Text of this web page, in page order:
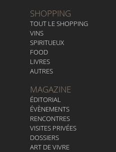
SHOPPING
TOUT LE SHOPPING
VINS
SPIRITUEUX
FOOD
LIVRES
AUTRES
MAGAZINE
ÉDITORIAL
ÉVÈNEMENTS
RENCONTRES
VISITES PRIVÉES
DOSSIERS
ART DE VIVRE